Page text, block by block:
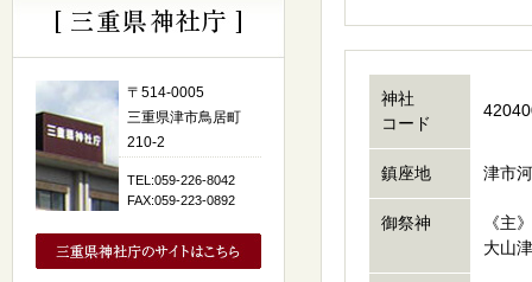
神社
コード
鎮座地 津市
御祭神
《主
大山
〒514-0005
三重県津市鳥居町
210-2
TEL:059-226-8042
FAX:059-223-0892